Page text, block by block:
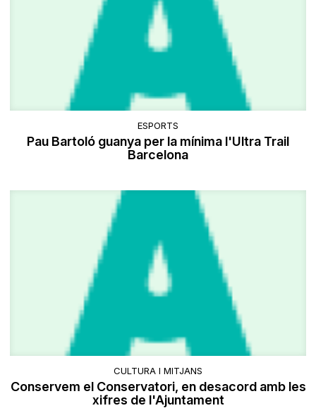
ESPORTS
Pau Bartoló guanya per la mínima l'Ultra Trail
Barcelona
CULTURA I MITJANS
Conservem el Conservatori, en desacord amb les
xifres de l'Ajuntament